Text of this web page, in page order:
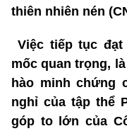
thiên nhiên nén
Việc tiếp tục
mốc quan trọng,
hào minh chứng
nghỉ của tập thể
góp to lớn của